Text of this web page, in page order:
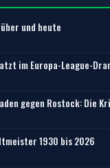
und heute
im Europa-League-
gegen Rostock: Die
1930 bis 2026